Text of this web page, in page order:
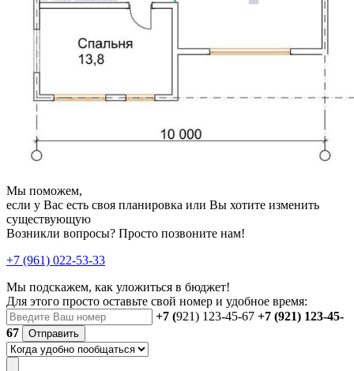
Мы поможем,
если у Вас есть своя планировка или Вы хотите изменить
существующую
Возникли вопросы? Просто позвоните нам!
+7 (961) 022-53-33
Мы подскажем, как уложиться в бюджет!
Для этого просто оставьте свой номер и удобное время:
+7 (921) 123-45-67 +7 (921) 123-45-
67
Отправить